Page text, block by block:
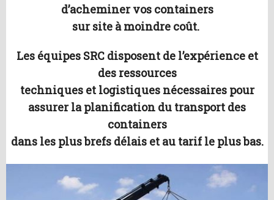
d’acheminer vos containers
sur site à moindre coût.
Les équipes SRC disposent de l’expérience et
des ressources
techniques et logistiques nécessaires pour
assurer la planification du transport des
containers
dans les plus brefs délais et au tarif le plus bas.